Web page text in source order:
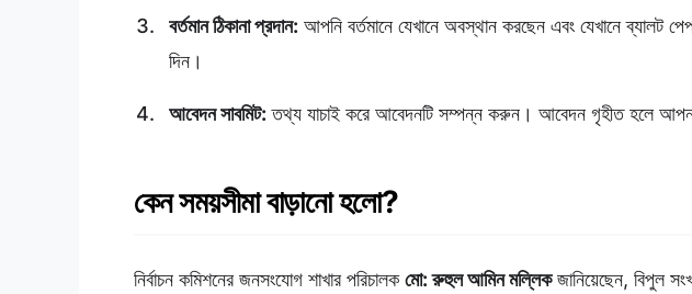
বর্তমান ঠিকানা প্রদান: আপনি বর্তমানে যেখানে অবস্থান করছেন এবং যেখানে ব্যালট
দিন।
আবেদন সাবমিট: তথ্য যাচাই করে আবেদনটি সম্পন্ন করুন। আবেদন গৃহীত হলে
কেন সময়সীমা বাড়ানো হলো?
নির্বাচন কমিশনের জনসংযোগ শাখার পরিচালকমো: রুহুল আমিন মল্লিকজানিয়েছেন, বিপুল